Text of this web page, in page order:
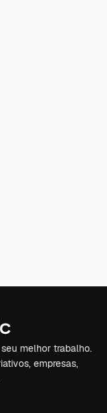
melhor trabalho.
empresas,